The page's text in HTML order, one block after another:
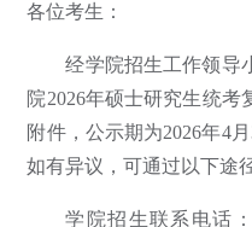
各位考生：
经学院招生工作领导
院2026年硕士研究生统
附件，公示期为2026年4
如有异议，可通过以下途
学院招生联系电话